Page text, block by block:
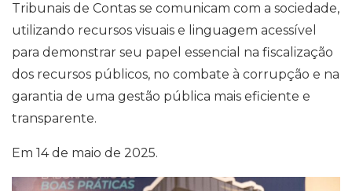
Tribunais de Contas se comunicam com a sociedade,
utilizando recursos visuais e linguagem acessível
para demonstrar seu papel essencial na fiscalização
dos recursos públicos, no combate à corrupção e na
garantia de uma gestão pública mais eficiente e
transparente.
Em 14 de maio de 2025.